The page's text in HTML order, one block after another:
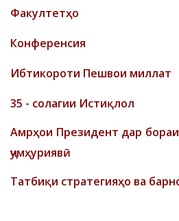
Факултетҳо
Конференсия
Ибтикороти Пешвои миллат
35 - солагии Истиқлол
Амрҳои Президент дар
ҷумҳуриявӣ
Татбиқи стратегияҳо ва